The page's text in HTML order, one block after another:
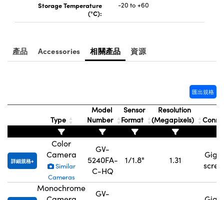
Storage Temperature
(°C):
-20 to +60
產品 Accessories 相關產品 資源
匯出規格
Type
Model
Number
Sensor
Format
Resolution
(Megapixels)
詳細規格
Color
Camera
Similar
Cameras
GV-
5240FA-
C-HQ
1/1.8" 1.31
GigE
Monochrome
GV-